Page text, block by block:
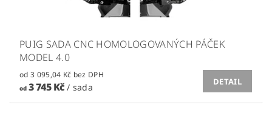
PUIG SADA CNC HOMOLOGOVANÝCH PÁČEK
MODEL 4.0
od 3 095,04 Kč bez DPH
od3 745 Kč/ sada
DETAIL